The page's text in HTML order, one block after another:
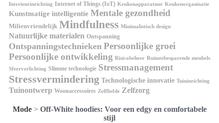
Interieurinrichting Internet of Things (IoT) Keukenapparatuur Keukenorganisatie
Kunstmatige intelligentie Mentale gezondheid
Milieuvriendelijk Mindfulness Minimalistisch design
Natuurlijke materialen Ontspanning
Ontspanningstechnieken Persoonlijke groei
Persoonlijke ontwikkeling Risicobeheer Ruimtebesparende meubels
Sfeerverlichting Slimme technologie Stressmanagement
Stressvermindering Technologische innovatie Tuininrichting
Tuinontwerp Woonaccessoires Zelfliefde Zelfzorg
Mode> Off-White hoodies: Voor een edgy en comfortabele
stijl